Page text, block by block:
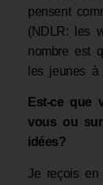
pensent
(NDLR: les
nombre est
les jeunes
Est-ce que
vous ou sur
idées?
Je reçois en